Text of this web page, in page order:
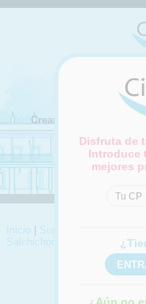
Crear cuenta
Disfruta de
Introduce
mejores
Inicio Supermercado
Salchichón